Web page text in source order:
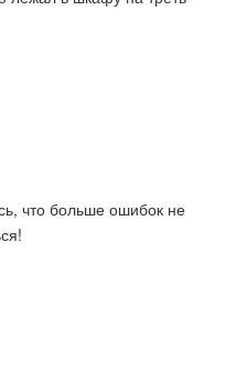
что больше ошибок не